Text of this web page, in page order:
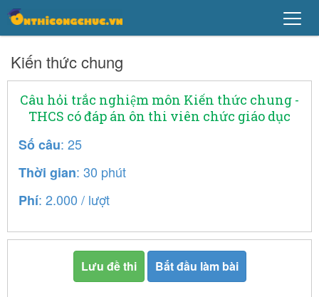
Kiến thức chung
Câu hỏi trắc nghiệm môn Kiến thức chung -
THCS có đáp án ôn thi viên chức giáo dục
Số câu: 25
Thời gian: 30 phút
Phí: 2.000 / lượt
Lưu đề thi Bắt đầu làm bài